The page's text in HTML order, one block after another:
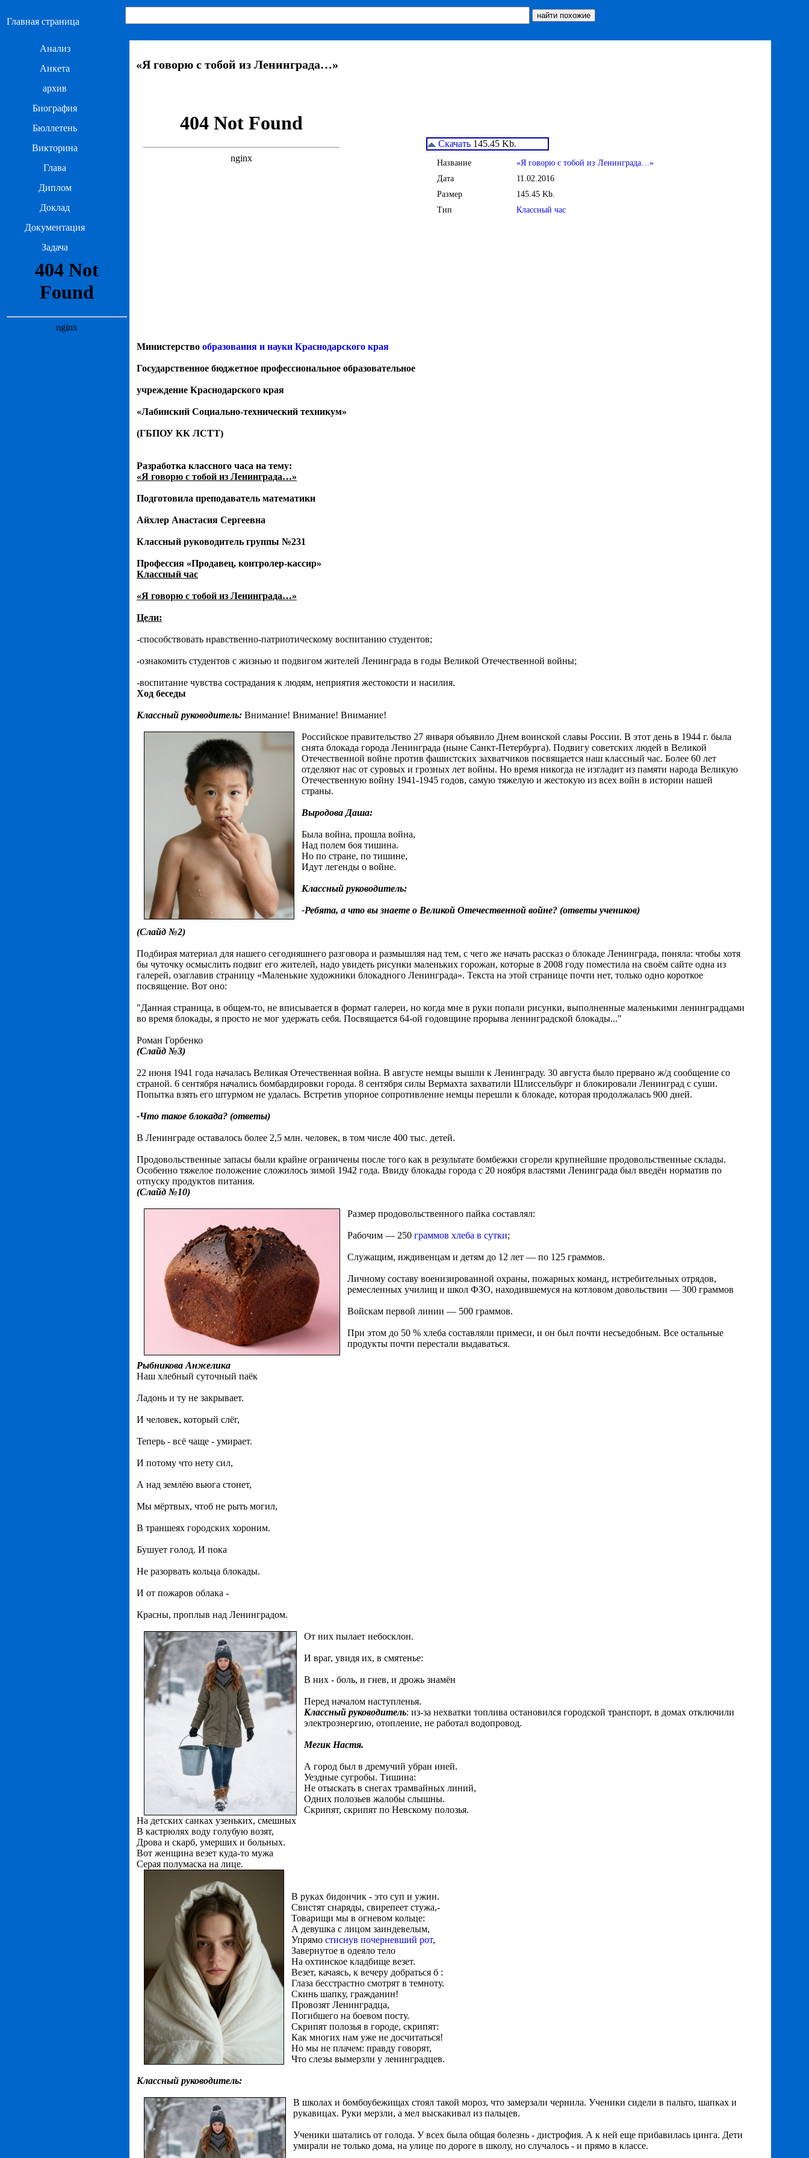
Главная страница
Анализ
Анкета
архив
Биография
Бюллетень
Викторина
Глава
Диплом
Доклад
Документация
Задача
«Я говорю с тобой из Ленинграда…»
Скачать 145.45 Kb.
Название
«Я говорю с тобой из Ленинграда…»
Дата
11.02.2016
Размер
145.45 Kb.
Тип
Классный час
Министерство образования и науки Краснодарского края
Государственное бюджетное профессиональное образовательное
учреждение Краснодарского края
«Лабинский Социально-технический техникум»
(ГБПОУ КК ЛСТТ)
Разработка классного часа на тему:
«Я говорю с тобой из Ленинграда…»
Подготовила преподаватель математики
Айхлер Анастасия Сергеевна
Классный руководитель группы №231
Профессия «Продавец, контролер-кассир»
Классный час
«Я говорю с тобой из Ленинграда…»
Цели:
-способствовать нравственно-патриотическому воспитанию студентов;
-ознакомить студентов с жизнью и подвигом жителей Ленинграда в годы Великой Отечественной войны;
-воспитание чувства сострадания к людям, неприятия жестокости и насилия.
Ход беседы
Классный руководитель: Внимание! Внимание! Внимание!
Российское правительство 27 января объявило Днем воинской славы России. В этот день в 1944 г. была
снята блокада города Ленинграда (ныне Санкт-Петербурга). Подвигу советских людей в Великой
Отечественной войне против фашистских захватчиков посвящается наш классный час. Более 60 лет
отделяют нас от суровых и грозных лет войны. Но время никогда не изгладит из памяти народа Великую
Отечественную войну 1941-1945 годов, самую тяжелую и жестокую из всех войн в истории нашей
страны.
Выродова Даша:
Была война, прошла война,
Над полем боя тишина.
Но по стране, по тишине,
Идут легенды о войне.
Классный руководитель:
-Ребята, а что вы знаете о Великой Отечественной войне? (ответы учеников)
(Слайд №2)
Подбирая материал для нашего сегодняшнего разговора и размышляя над тем, с чего же начать рассказ о блокаде Ленинграда, поняла: чтобы хотя
бы чуточку осмыслить подвиг его жителей, надо увидеть рисунки маленьких горожан, которые в 2008 году поместила на своём сайте одна из
галерей, озаглавив страницу «Маленькие художники блокадного Ленинграда». Текста на этой странице почти нет, только одно короткое
посвящение. Вот оно:
"Данная страница, в общем-то, не вписывается в формат галереи, но когда мне в руки попали рисунки, выполненные маленькими ленинградцами
во время блокады, я просто не мог удержать себя. Посвящается 64-ой годовщине прорыва ленинградской блокады..."
Роман Горбенко
(Слайд №3)
22 июня 1941 года началась Великая Отечественная война. В августе немцы вышли к Ленинграду. 30 августа было прервано ж/д сообщение со
страной. 6 сентября начались бомбардировки города. 8 сентября силы Вермахта захватили Шлиссельбург и блокировали Ленинград с суши.
Попытка взять его штурмом не удалась. Встретив упорное сопротивление немцы перешли к блокаде, которая продолжалась 900 дней.
-Что такое блокада? (ответы)
В Ленинграде оставалось более 2,5 млн. человек, в том числе 400 тыс. детей.
Продовольственные запасы были крайне ограничены после того как в результате бомбежки сгорели крупнейшие продовольственные склады.
Особенно тяжелое положение сложилось зимой 1942 года. Ввиду блокады города с 20 ноября властями Ленинграда был введён норматив по
отпуску продуктов питания.
(Слайд №10)
Размер продовольственного пайка составлял:
Рабочим — 250 граммов хлеба в сутки;
Служащим, иждивенцам и детям до 12 лет — по 125 граммов.
Личному составу военизированной охраны, пожарных команд, истребительных отрядов,
ремесленных училищ и школ ФЗО, находившемуся на котловом довольствии — 300 граммов
Войскам первой линии — 500 граммов.
При этом до 50 % хлеба составляли примеси, и он был почти несъедобным. Все остальные
продукты почти перестали выдаваться.
Рыбникова Анжелика
Наш хлебный суточный паёк
Ладонь и ту не закрывает.
И человек, который слёг,
Теперь - всё чаще - умирает.
И потому что нету сил,
А над землёю вьюга стонет,
Мы мёртвых, чтоб не рыть могил,
В траншеях городских хороним.
Бушует голод. И пока
Не разорвать кольца блокады.
И от пожаров облака -
Красны, проплыв над Ленинградом.
От них пылает небосклон.
И враг, увидя их, в смятенье:
В них - боль, и гнев, и дрожь знамён
Перед началом наступленья.
Классный руководитель: из-за нехватки топлива остановился городской транспорт, в домах отключили
электроэнергию, отопление, не работал водопровод.
Мегик Настя.
А город был в дремучий убран иней.
Уездные сугробы. Тишина:
Не отыскать в снегах трамвайных линий,
Одних полозьев жалобы слышны.
Скрипят, скрипят по Невскому полозья.
На детских санках узеньких, смешных
В кастрюлях воду голубую возят,
Дрова и скарб, умерших и больных.
Вот женщина везет куда-то мужа
Серая полумаска на лице.
В руках бидончик - это суп и ужин.
Свистят снаряды, свирепеет стужа,-
Товарищи мы в огневом кольце:
А девушка с лицом заиндевелым,
Упрямо стиснув почерневший рот,
Завернутое в одеяло тело
На охтинское кладбище везет.
Везет, качаясь, к вечеру добраться б :
Глаза бесстрастно смотрят в темноту.
Скинь шапку, гражданин!
Провозят Ленинградца,
Погибшего на боевом посту.
Скрипят полозья в городе, скрипят:
Как многих нам уже не досчитаться!
Но мы не плачем: правду говорят,
Что слезы вымерзли у ленинградцев.
Классный руководитель:
В школах и бомбоубежищах стоял такой мороз, что замерзали чернила. Ученики сидели в пальто, шапках и
рукавицах. Руки мерзли, а мел выскакивал из пальцев.
Ученики шатались от голода. У всех была общая болезнь - дистрофия. А к ней еще прибавилась цинга. Дети
умирали не только дома, на улице по дороге в школу, но случалось - и прямо в классе.